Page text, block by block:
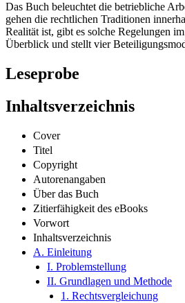
Das Buch beleuchtet die betriebliche
gehen die rechtlichen Traditionen
Realität ist, gibt es solche Regelungen
Überblick und stellt vier
Leseprobe
Inhaltsverzeichnis
Cover
Titel
Copyright
Autorenangaben
Über das Buch
Zitierfähigkeit des eBooks
Vorwort
Inhaltsverzeichnis
A. Einleitung
I. Problemstellung
II. Grundlagen und Methode
1. Rechtsvergleichung